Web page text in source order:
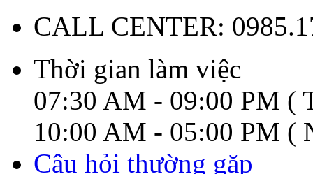
CALL CENTER:
Thời gian làm việc
07:30 AM - 09:00 PM (
10:00 AM - 05:00 PM (
Câu hỏi thường gặp